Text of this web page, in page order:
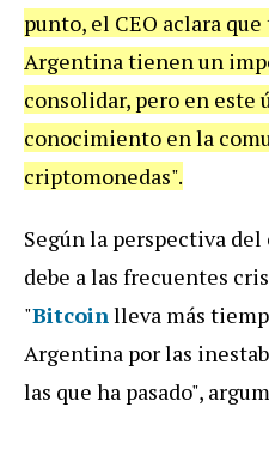
punto, el CEO aclara
Argentina tienen un
consolidar, pero en este
conocimiento en la
criptomonedas".
Según la perspectiva
debe a las frecuentes
"Bitcoinlleva más
Argentina por las
las que ha pasado",